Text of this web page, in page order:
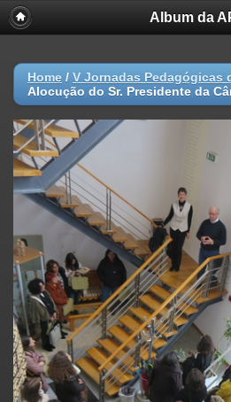
Album da
Home / V Jornadas Pedagógicas
Alocução do Sr. Presidente da